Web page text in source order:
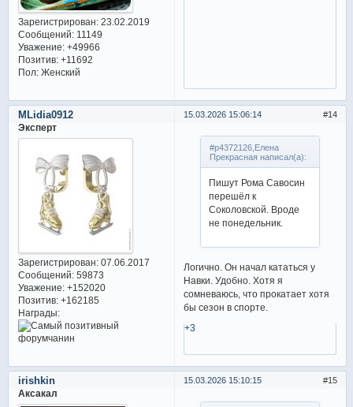
Зарегистрирован: 23.02.2019
Сообщений:11149
Уважение: +49966
Позитив: +11692
Пол:Женский
14
15.03.2026 15:06:14
MLidia0912
Эксперт
Зарегистрирован: 07.06.2017
Сообщений:59873
Уважение: +152020
Позитив: +162185
Награды:
#p4372126,Елена
Прекрасная написал(а):
Пишут Рома Савосин
перешёл к
Соколовской. Вроде
не понедельник.
Логично. Он начал кататься у
Навки. Удобно. Хотя я
сомневаюсь, что прокатает хотя
бы сезон в спорте.
+3
15
15.03.2026 15:10:15
irishkin
Аксакал